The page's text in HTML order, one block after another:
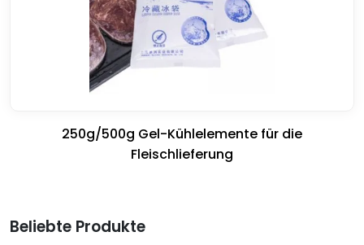
250g/500g Gel-Kühlelemente für die
Fleischlieferung
Beliebte Produkte